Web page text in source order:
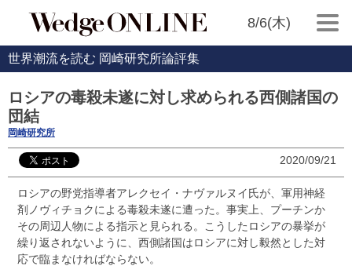
8/6(木)
世界潮流を読む 岡崎研究所論評集
ロシアの毒殺未遂に対し求められる西側諸国の
団結
岡崎研究所
2020/09/21
ロシアの野党指導者アレクセイ・ナヴァルヌイ氏が、軍用神経
剤ノヴィチョクによる毒殺未遂に遭った。事実上、プーチンか
その周辺人物による指示と見られる。こうしたロシアの暴挙が
繰り返されないように、西側諸国はロシアに対し毅然とした対
応で臨まなければならない。